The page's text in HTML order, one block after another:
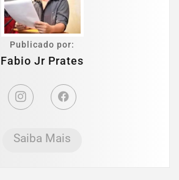
Publicado por:
Fabio Jr Prates
Saiba Mais